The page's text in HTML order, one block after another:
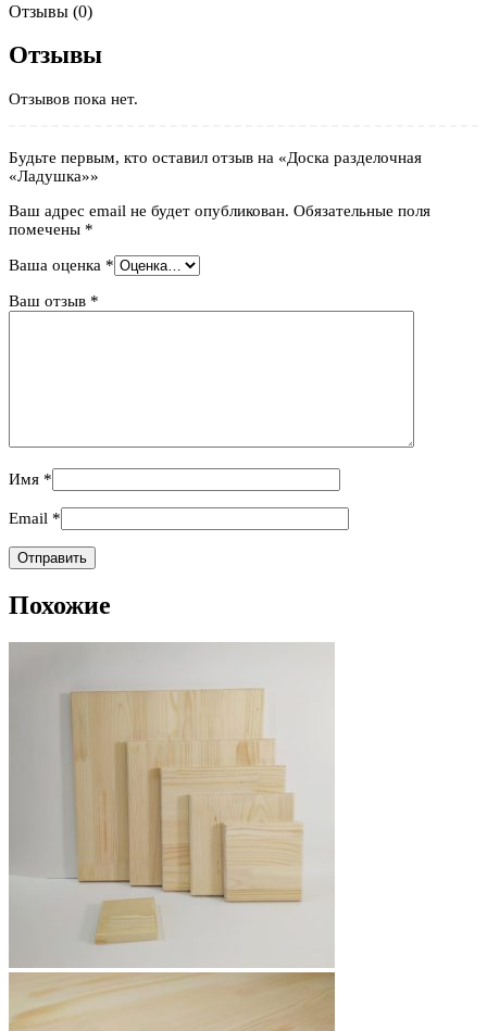
Отзывы (0)
Отзывы
Отзывов пока нет.
Будьте первым, кто оставил отзыв на «Доска разделочная
«Ладушка»»
Ваш адрес email не будет опубликован. Обязательные поля
помечены *
Ваша оценка *
Ваш отзыв *
Имя *
Email *
Похожие